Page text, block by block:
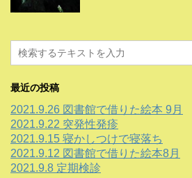
最近の投稿
2021.9.26 図書館で借りた絵本 9月
2021.9.22 突発性発疹
2021.9.15 寝かしつけで寝落ち
2021.9.12 図書館で借りた絵本8月
2021.9.8 定期検診